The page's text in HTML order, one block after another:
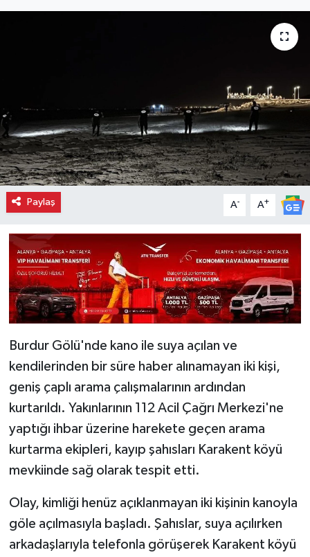
Paylaş A- A+
Burdur Gölü'nde kano ile suya açılan ve
kendilerinden bir süre haber alınamayan iki kişi,
geniş çaplı arama çalışmalarının ardından
kurtarıldı. Yakınlarının 112 Acil Çağrı Merkezi'ne
yaptığı ihbar üzerine harekete geçen arama
kurtarma ekipleri, kayıp şahısları Karakent köyü
mevkiinde sağ olarak tespit etti.
Olay, kimliği henüz açıklanmayan iki kişinin kanoyla
göle açılmasıyla başladı. Şahıslar, suya açılırken
arkadaşlarıyla telefonla görüşerek Karakent köyü